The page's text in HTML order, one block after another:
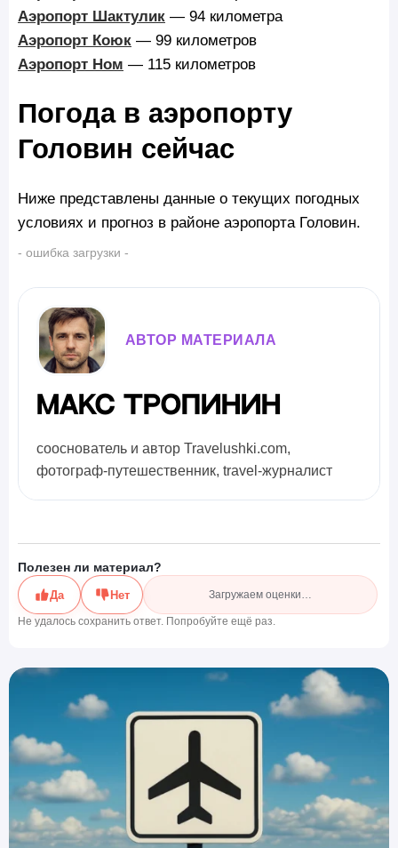
Аэропорт Шактулик — 94 километра
Аэропорт Коюк — 99 километров
Аэропорт Ном — 115 километров
Погода в аэропорту
Головин сейчас
Ниже представлены данные о текущих погодных
условиях и прогноз в районе аэропорта Головин.
- ошибка загрузки -
АВТОР МАТЕРИАЛА
Макс Тропинин
сооснователь и автор Travelushki.com,
фотограф-путешественник, travel-журналист
Полезен ли материал?
Да Нет Загружаем оценки…
Не удалось сохранить ответ. Попробуйте ещё раз.